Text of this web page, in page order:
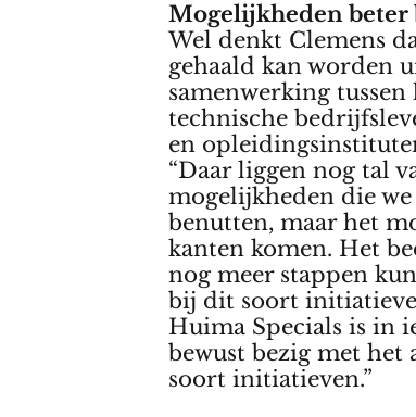
Mogelijkheden beter
Wel denkt Clemens
gehaald kan worden
samenwerking tussen
technische
en
“Daar liggen nog tal
mogelijkheden die
benutten, maar het
kanten komen. Het
nog meer stappen
bij dit soort
Huima Specials is in
bewust bezig met het
soort initiatieven.”